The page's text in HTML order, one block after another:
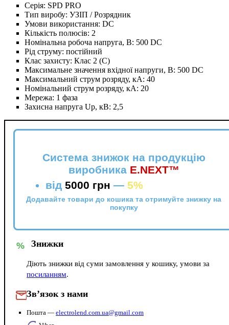
Серія: SPD PRO
Тип виробу: УЗІП / Розрядник
Умови використання: DC
Кількість полюсів: 2
Номінальна робоча напруга, В: 500 DC
Рід струму: постійний
Клас захисту: Клас 2 (C)
Максимальне значення вхідної напруги, В: 500 DC
Максимальний струм розряду, кА: 40
Номінальний струм розряду, кА: 20
Мережа: 1 фаза
Захисна напруга Up, кВ: 2,5
Система знижок на продукцію
виробника E.NEXT™
від 5000 грн — 5%
Додавайте товари до кошика та отримуйте знижку на
покупку
% Знижки
Діють знижки від суми замовлення у кошику, умови за
посиланням.
Зв’язок з нами
Пошта — electrolend.com.ua@gmail.com